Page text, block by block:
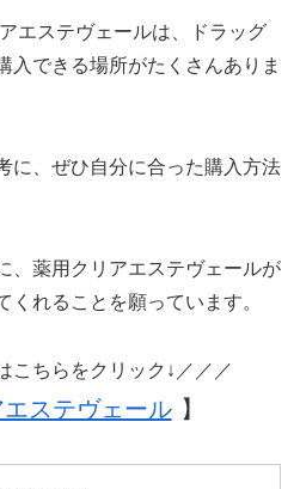
エステヴェールは、ドラッグ
入できる場所がたくさんありま
に、ぜひ自分に合った購入方法
、薬用クリアエステヴェールが
くれることを願っています。
こちらをクリック↓／／／
ステヴェール 】